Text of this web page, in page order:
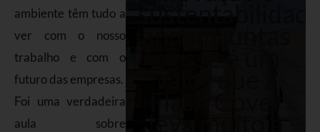
ambiente têm tudo a
ver com o nosso
trabalho e com o
futuro das empresas.
Foi uma verdadeira
aula sobre